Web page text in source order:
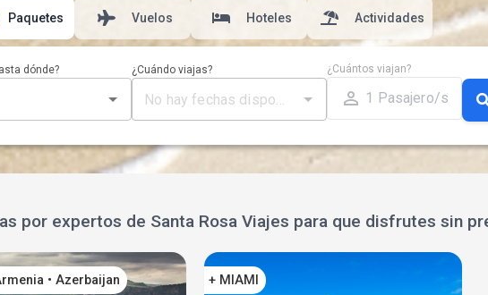
Paquetes Vuelos Hoteles Actividades
dónde? ¿Cuándo viajas? ¿Cuántos viajan?
1 Pasajero/s
por expertos de Santa Rosa Viajes para que disfrutes sin
• Azerbaijan + MIAMI